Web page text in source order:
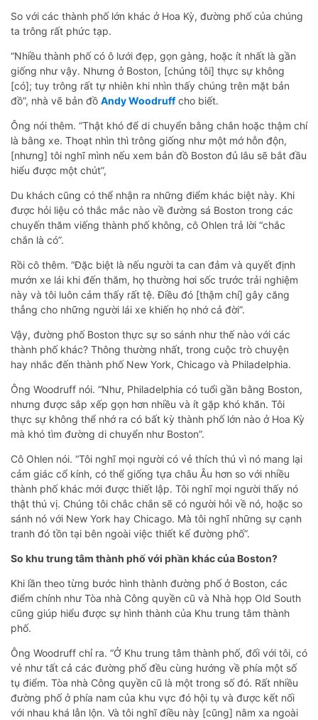
So với các thành phố lớn khác ở Hoa Kỳ, đường phố của chúng
ta trông rất phức tạp.
“Nhiều thành phố có ô lưới đẹp, gọn gàng, hoặc ít nhất là gần
giống như vậy. Nhưng ở Boston, [chúng tôi] thực sự không
[có]; tuy trông rất tự nhiên khi nhìn thấy chúng trên mặt bản
đồ”, nhà vẽ bản đồ Andy Woodruffcho biết.
Ông nói thêm. “Thật khó để di chuyển bằng chân hoặc thậm chí
là bằng xe. Thoạt nhìn thì trông giống như một mớ hỗn độn,
[nhưng] tôi nghĩ mình nếu xem bản đồ Boston đủ lâu sẽ bắt đầu
hiểu được một chút”,
Du khách cũng có thể nhận ra những điểm khác biệt này. Khi
được hỏi liệu có thắc mắc nào về đường sá Boston trong các
chuyến thăm viếng thành phố không, cô Ohlen trả lời “chắc
chắn là có”.
Rồi cô thêm. “Đặc biệt là nếu người ta can đảm và quyết định
mướn xe lái khi đến thăm, họ thường hơi sốc trước trải nghiệm
này và tôi luôn cảm thấy rất tệ. Điều đó [thậm chí] gây căng
thẳng cho những người lái xe khiến họ nhớ cả đời”.
Vậy, đường phố Boston thực sự so sánh như thế nào với các
thành phố khác? Thông thường nhất, trong cuộc trò chuyện
hay nhắc đến thành phố New York, Chicago và Philadelphia.
Ông Woodruff nói. “Như, Philadelphia có tuổi gần bằng Boston,
nhưng được sắp xếp gọn hơn nhiều và ít gặp khó khăn. Tôi
thực sự không thể nhớ ra có bất kỳ thành phố lớn nào ở Hoa Kỳ
mà khó tìm đường di chuyển như Boston”.
Cô Ohlen nói. “Tôi nghĩ mọi người có vẻ thích thú vì nó mang lại
cảm giác cổ kính, có thể giống tựa châu Âu hơn so với nhiều
thành phố khác mới được thiết lập. Tôi nghĩ mọi người thấy nó
thật thú vị. Chúng tôi chắc chắn sẽ có người hỏi về nó, hoặc so
sánh nó với New York hay Chicago. Mà tôi nghĩ những sự cạnh
tranh đó tồn tại bên ngoài việc thiết kế đường phố”.
So khu trung tâm thành phố với phần khác của Boston?
Khi lần theo từng bước hình thành đường phố ở Boston, các
điểm chính như Tòa nhà Công quyền cũ và Nhà họp Old South
cũng giúp hiểu được sự hình thành của Khu trung tâm thành
phố.
Ông Woodruff chỉ ra. “Ở Khu trung tâm thành phố, đối với tôi, có
vẻ như tất cả các đường phố đều cùng hướng về phía một số
tụ điểm. Tòa nhà Công quyền cũ là một trong số đó. Rất nhiều
đường phố ở phía nam của khu vực đó hội tụ và được kết nối
với nhau khá lẫn lộn. Và tôi nghĩ điều này [cũng] nằm xa ngoài